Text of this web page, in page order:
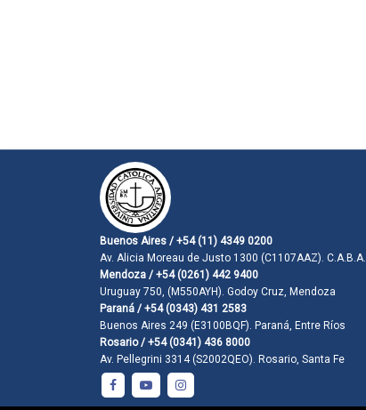
Buenos Aires / +54 (11) 4349 0200
Av. Alicia Moreau de Justo 1300 (C1107AAZ). C.A.B.A.
Mendoza / +54 (0261) 442 9400
Uruguay 750, (M550AYH). Godoy Cruz, Mendoza
Paraná / +54 (0343) 431 2583
Buenos Aires 249 (E3100BQF). Paraná, Entre Ríos
Rosario / +54 (0341) 436 8000
Av. Pellegrini 3314 (S2002QEO). Rosario, Santa Fe